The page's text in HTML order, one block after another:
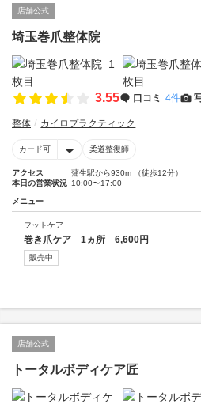
店舗公式
埼玉巻爪整体院
3.55 口コミ 4件
整体 カイロプラクティック
カード可 柔道整復師
アクセス
蒲生駅から930m （徒歩12分）
本日の営業状況 10:00〜17:00
メニュー
フットケア
巻き爪ケア 1ヵ所 6,600円
販売中
店舗公式
トータルボディケア匠